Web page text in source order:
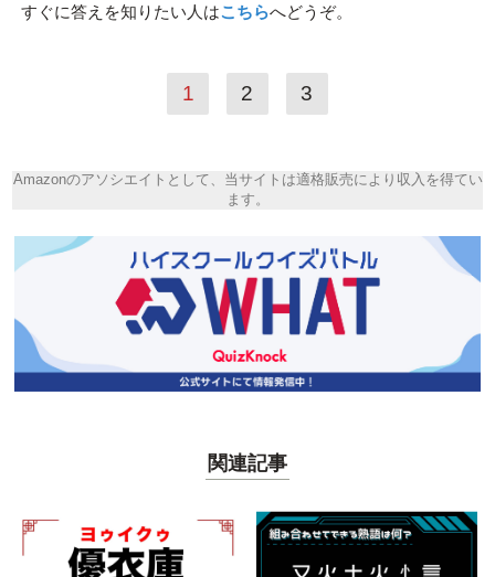
すぐに答えを知りたい人はこちらへどうぞ。
1 2 3
Amazonのアソシエイトとして、当サイトは適格販売により収入を得てい
ます。
関連記事